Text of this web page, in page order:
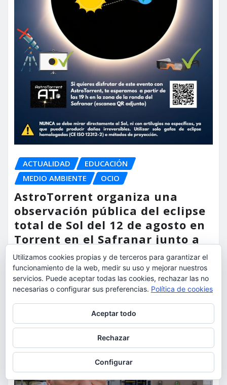
ACTUALIDAD
EDUCACIÓN
MEDIO AMBIENTE
OCIO
AstroTorrent organiza una
observación pública del eclipse
total de Sol del 12 de agosto en
Torrent en el Safranar junto a
las vías del AVE
torrent al dia Ago 5, 2026
Utilizamos cookies propias y de terceros para garantizar el
funcionamiento de la web, medir su uso y mejorar nuestros
servicios. Puede aceptar todas las cookies, rechazar las no
necesarias o configurar sus preferencias. Política de cookies
Aceptar todo
Rechazar
Configurar
Para obtener más información, incluido cómo gestionar las cookies,